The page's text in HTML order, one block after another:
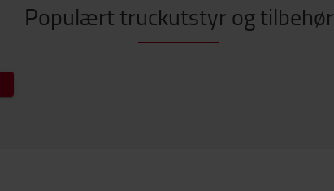
Populært truckutstyr og tilbehør